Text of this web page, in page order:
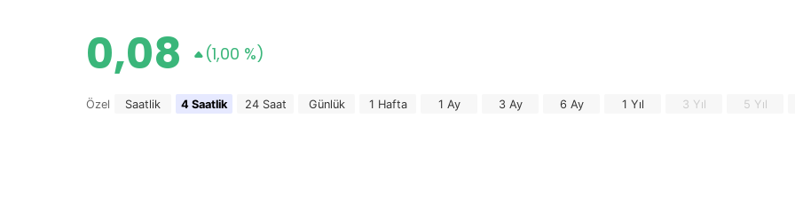
0,08 (1,00 %)
Özel Saatlik 4 Saatlik 24 Saat Günlük 1 Hafta 1 Ay 3 Ay 6 Ay 1 Yıl 3 Yıl 5 Yıl